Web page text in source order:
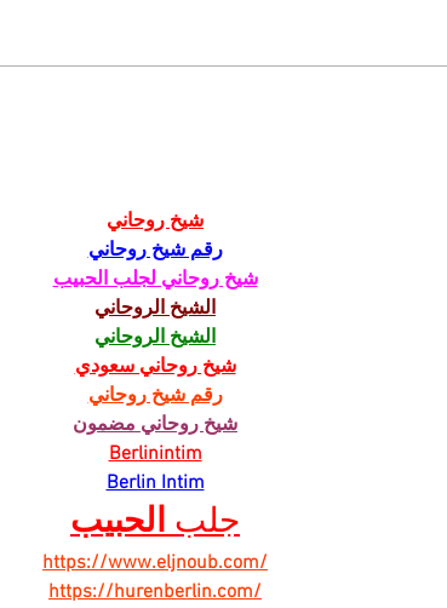
شيخ روحاني
رقم شيخ روحاني
شيخ روحاني لجلب الحبيب
الشيخ الروحاني
الشيخ الروحاني
شيخ روحاني سعودي
رقم شيخ روحاني
شيخ روحاني مضمون
Berlinintim
Berlin Intim
جلب الحبيب
https://www.eljnoub.com/
https://hurenberlin.com/